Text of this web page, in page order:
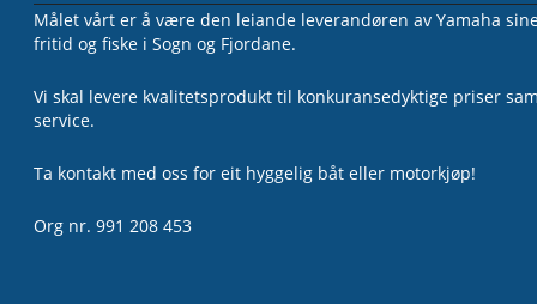
Målet vårt er å være den leiande leverandøren av Yamaha
fritid og fiske i Sogn og Fjordane.
Vi skal levere kvalitetsprodukt til konkuransedyktige priser
service.
Ta kontakt med oss for eit hyggelig båt eller motorkjøp!
Org nr. 991 208 453